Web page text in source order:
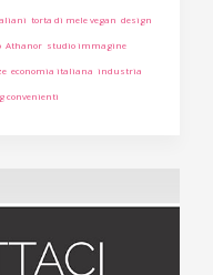
torta di mele vegan design
Athanor studio immagine
economia italiana industria
convenienti